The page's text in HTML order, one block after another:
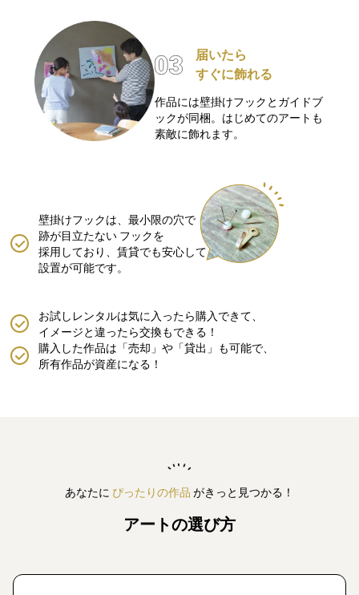
届いたら
すぐに飾れる
作品には壁掛けフックとガイドブ
ックが同梱。はじめてのアートも
素敵に飾れます。
壁掛けフックは、最小限の穴で
跡が目立たない フックを
採用しており、賃貸でも安心して
設置が可能です。
購入した作品は「売却」や「貸出」も可能で、
所有作品が資産になる！
お試しレンタルは気に入ったら購入できて、
イメージと違ったら交換もできる！
あなたに ぴったりの作品 がきっと見つかる！
アートの選び方